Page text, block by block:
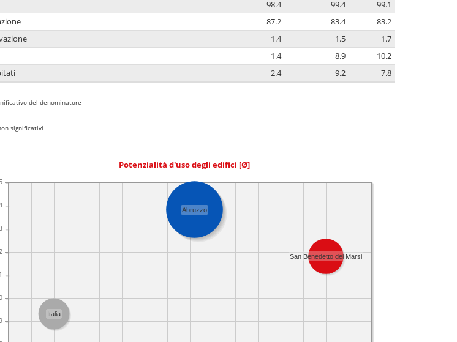
98.4 99.4
99.1
87.2 83.4
83.2
1.4 1.5
1.7
1.4 8.9
10.2
2.4 9.2 7.8
del denominatore
significativi
Potenzialità d'uso degli edifici [Ø]
Abruzzo
San Benedetto dei Marsi
Italia